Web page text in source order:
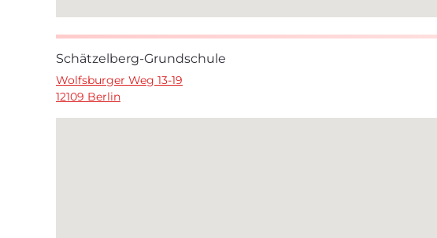
Schätzelberg-Grundschule
Wolfsburger Weg 13-19
12109 Berlin